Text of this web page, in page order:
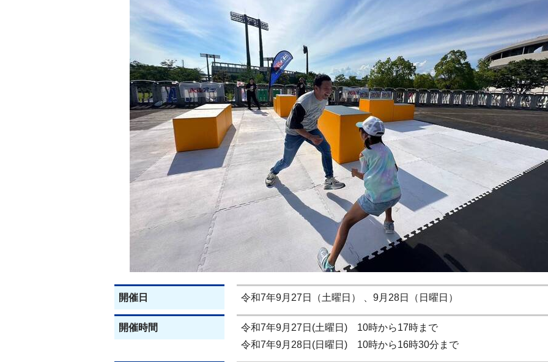
開催日 令和7年9月27日（土曜日） 、9月28日（日曜日）
開催時間
令和7年9月27日(土曜日) 10時から17時まで
令和7年9月28日(日曜日) 10時から16時30分まで